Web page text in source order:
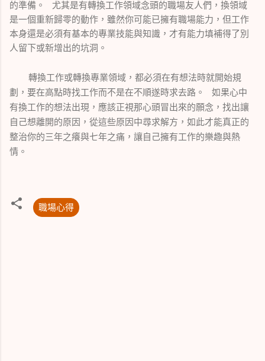
的準備。 尤其是有轉換工作領域念頭的職場友人們，換領域
是一個重新歸零的動作，雖然你可能已擁有職場能力，但工作
本身還是必須有基本的專業技能與知識，才有能力填補得了別
人留下或新增出的坑洞。
轉換工作或轉換專業領域，都必須在有想法時就開始規
劃，要在高點時找工作而不是在不順遂時求去路。 如果心中
有換工作的想法出現，應該正視那心頭冒出來的願念，找出讓
自己想離開的原因，從這些原因中尋求解方，如此才能真正的
整治你的三年之癢與七年之痛，讓自己擁有工作的樂趣與熱
情。
職場心得